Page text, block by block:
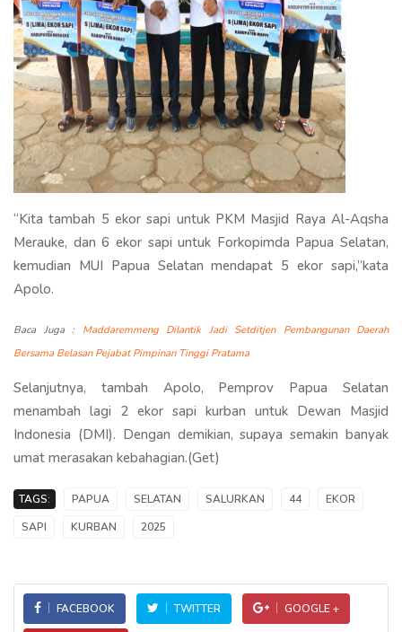
“Kita tambah 5 ekor sapi untuk PKM Masjid Raya Al-Aqsha
Merauke, dan 6 ekor sapi untuk Forkopimda Papua Selatan,
kemudian MUI Papua Selatan mendapat 5 ekor sapi,”kata
Apolo.
Baca Juga : Maddaremmeng Dilantik Jadi Setditjen Pembangunan Daerah
Bersama Belasan Pejabat Pimpinan Tinggi Pratama
Selanjutnya, tambah Apolo, Pemprov Papua Selatan
menambah lagi 2 ekor sapi kurban untuk Dewan Masjid
Indonesia (DMI). Dengan demikian, supaya semakin banyak
umat merasakan kebahagian.(Get)
TAGS: PAPUA SELATAN SALURKAN 44
EKOR
SAPI
KURBAN 2025
FACEBOOK TWITTER GOOGLE +